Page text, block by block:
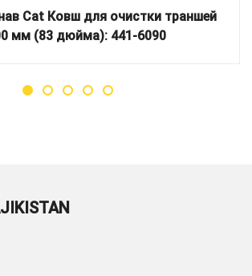
Cat Ковш для очистки траншей
мм (83 дюйма): 441-6090